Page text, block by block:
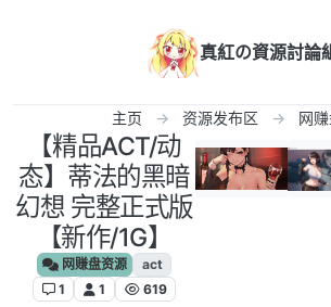
真紅の資源討論
主页 资源发布区 网
【精品ACT/动
态】蒂法的黑暗
幻想 完整正式版
【新作/1G】
网赚盘资源
act
1
1 619